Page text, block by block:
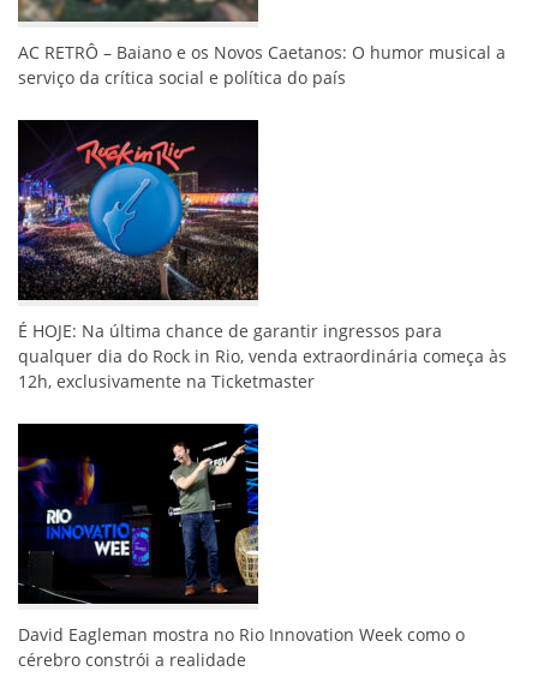
AC RETRÔ – Baiano e os Novos Caetanos: O humor musical a
serviço da crítica social e política do país
É HOJE: Na última chance de garantir ingressos para
qualquer dia do Rock in Rio, venda extraordinária começa às
12h, exclusivamente na Ticketmaster
David Eagleman mostra no Rio Innovation Week como o
cérebro constrói a realidade